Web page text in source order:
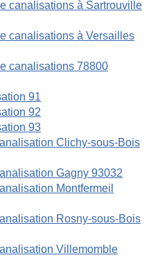
canalisations à Sartrouville
canalisations à Versailles
canalisations 78800
91
92
93
Clichy-sous-Bois
Gagny 93032
Montfermeil
Rosny-sous-Bois
Villemomble